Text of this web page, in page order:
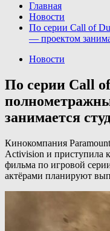
Главная
Новости
По серии Call of
— проектом
Новости
По серии Call
занимается
Кинокомпания
Activision и приступила
фильма по игровой
актёрами планируют